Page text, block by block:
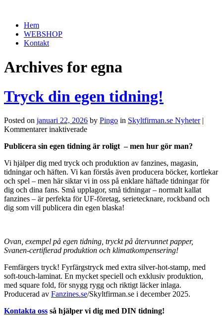
Hem
WEBSHOP
Kontakt
Archives for egna
Tryck din egen tidning!
Posted on januari 22, 2026 by Pingo in Skyltfirman.se Nyheter|
Kommentarer inaktiveradeför
din
tidning!
Publicera sin egen tidning är roligt – men hur gör man?
Vi hjälper dig med tryck och produktion av fanzines, magasin,
tidningar och häften. Vi kan förstås även producera böcker, kortlekar
och spel – men här siktar vi in oss på enklare häftade tidningar för
dig och dina fans. Små upplagor, små tidningar – normalt kallat
fanzines – är perfekta för UF-företag, serietecknare, rockband och
dig som vill publicera din egen blaska!
Ovan, exempel på egen tidning, tryckt på återvunnet papper,
Svanen-certifierad produktion och klimatkompensering!
Femfärgers tryck! Fyrfärgstryck med extra silver-hot-stamp, med
soft-touch-laminat. En mycket speciell och exklusiv produktion,
med square fold, för snygg rygg och riktigt läcker inlaga.
Producerad av Fanzines.se/Skyltfirman.se i december 2025.
Kontakta oss så hjälper vi dig med DIN tidning!